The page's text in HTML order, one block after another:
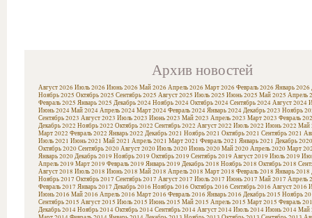
Архив новостей
Август 2026 Июль 2026 Июнь 2026 Май 2026 Апрель 2026 Март 2026 Февраль 2026 Январь 2026
Ноябрь 2025 Октябрь 2025 Сентябрь 2025 Август 2025 Июль 2025 Июнь 2025 Май 2025 Апрель
Февраль 2025 Январь 2025 Декабрь 2024Ноябрь 2024Октябрь 2024Сентябрь 2024Август 2024
Июнь 2024Май 2024Апрель 2024Март 2024Февраль 2024Январь 2024Декабрь 2023 Ноябрь
Сентябрь 2023 Август 2023 Июль 2023 Июнь 2023 Май 2023 Апрель 2023 Март 2023 Февраль
Декабрь 2022 Ноябрь 2022 Октябрь 2022 Сентябрь 2022 Август 2022 Июль 2022 Июнь 2022 Май
Март 2022 Февраль 2022 Январь 2022 Декабрь 2021 Ноябрь 2021 Октябрь 2021 Сентябрь 2021
Июль 2021 Июнь 2021 Май 2021 Апрель 2021 Март 2021 Февраль 2021 Январь 2021 Декабрь 2020
Октябрь 2020Сентябрь 2020Август 2020Июль 2020Июнь 2020Май 2020Апрель 2020Март
Январь 2020Декабрь 2019 Ноябрь 2019 Октябрь 2019 Сентябрь 2019 Август 2019 Июль 2019
Апрель 2019 Март 2019 Февраль 2019 Январь 2019 Декабрь 2018 Ноябрь 2018 Октябрь 2018
Август 2018 Июль 2018 Июнь 2018 Май 2018 Апрель 2018 Март 2018 Февраль 2018 Январь 2018
Ноябрь 2017 Октябрь 2017 Сентябрь 2017 Август 2017 Июль 2017 Июнь 2017 Май 2017 Апрель
Февраль 2017 Январь 2017 Декабрь 2016 Ноябрь 2016 Октябрь 2016 Сентябрь 2016 Август 2016
Июнь 2016 Май 2016 Апрель 2016 Март 2016 Февраль 2016 Январь 2016 Декабрь 2015 Ноябрь
Сентябрь 2015 Август 2015 Июль 2015 Июнь 2015 Май 2015 Апрель 2015 Март 2015 Февраль
Декабрь 2014Ноябрь 2014Октябрь 2014Сентябрь 2014Август 2014Июль 2014Июнь 2014Май